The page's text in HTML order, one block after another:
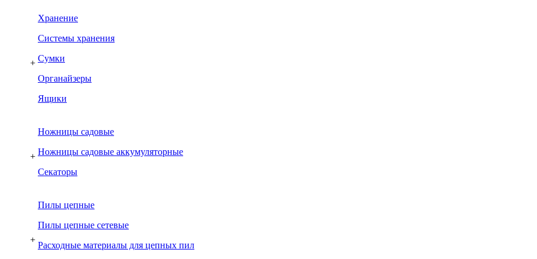
+
Хранение
Системы хранения
Сумки
Органайзеры
Ящики
+
Ножницы садовые
Ножницы садовые аккумуляторные
Секаторы
+
Пилы цепные
Пилы цепные сетевые
Расходные материалы для цепных пил